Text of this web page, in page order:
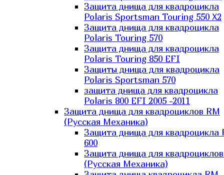
Защита днища для квадроцикла
Polaris Sportsman Touring 550 X2
Защита днища для квадроцикла
Polaris Touring 570
Защита днища для квадроцикла
Polaris Touring 850 EFI
Защиты днища для квадроцикла
Polaris Sportsman 570
защита днища для квадроцикла
Polaris 800 EFI 2005 -2011
Защита днища для квадроциклов RM
(Русская Механика)
Защита днища для квадроцикла
600
Защита днища для
(Русская Механика)